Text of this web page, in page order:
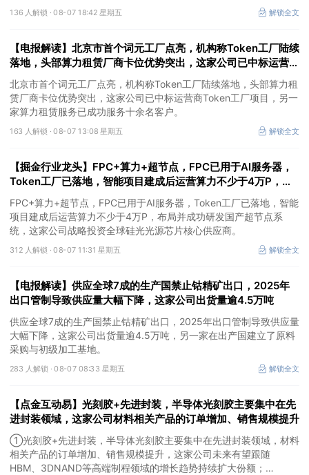
CDMO+减肥药，收购国外知名CRO企业，在创新药API的化学合成
等方面具有丰富经验，具备承接细胞与基因治疗产品商业化受托生产
136 人解锁 ·08-07 18:42 星期五 解锁全文
【电报解读】北京市首个词元工厂点亮，机构称Token工厂陆续
落地，头部算力租赁厂商卡位优势突出，这家公司已中标运营商
Token工厂项目
北京市首个词元工厂点亮，机构称Token工厂陆续落地，头部算力租
赁厂商卡位优势突出，这家公司已中标运营商Token工厂项目，另一
家算力租赁服务已成功服务十余名客户。
163 人解锁 ·08-07 13:08 星期五 解锁全文
【掘金行业龙头】FPC+算力+超节点，FPC已用于AI服务器，
Token工厂已落地，智能项目建成后运营算力不少于4万P，这
家公司布局并成功研发国产超节点系统
FPC+算力+超节点，FPC已用于AI服务器，Token工厂已落地，智能
项目建成后运营算力不少于4万P，布局并成功研发国产超节点系
统，这家公司战略投资全球硅光光源芯片核心供应商。
312 人解锁 ·08-07 11:31 星期五 解锁全文
【电报解读】供应全球7成的生产国禁止钴精矿出口，2025年
出口管制导致供应量大幅下降，这家公司出货量逾4.5万吨
供应全球7成的生产国禁止钴精矿出口，2025年出口管制导致供应量
大幅下降，这家公司出货量逾4.5万吨，另一家在出产国建立了原料
采购与初级加工基地。
283 人解锁 ·08-07 08:33 星期五 解锁全文
【点金互动易】光刻胶+先进封装，半导体光刻胶主要集中在先
进封装领域，这家公司材料相关产品的订单增加、销售规模提升
①光刻胶+先进封装，半导体光刻胶主要集中在先进封装领域，材料
相关产品的订单增加、销售规模提升，这家公司未来有望跟随
HBM、3DNAND等高端制程领域的增长趋势持续扩大份额；